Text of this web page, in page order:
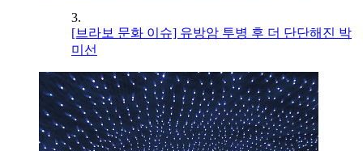
3.
[브라보 문화 이슈] 유방암 투병 후 더 단단해진 박
미선